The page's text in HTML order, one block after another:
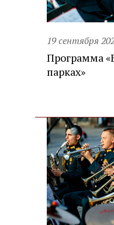
19 сентября
Программа
парках»